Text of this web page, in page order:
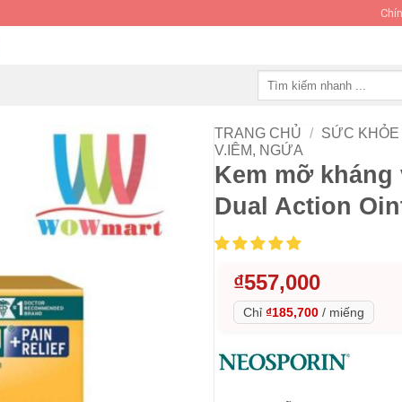
TRANG CHỦ / SỨC
V.IÊM, NGỨA
Kem mỡ
Dual Action
₫557,000
Chỉ ₫185,700 / miếng